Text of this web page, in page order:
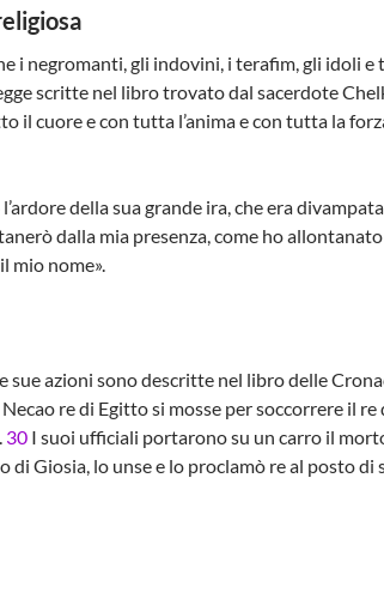
i negromanti, gli indovini, i terafim, gli idoli
scritte nel libro trovato dal sacerdote
il cuore e con tutta l’anima e con tutta la
della sua grande ira, che era
dalla mia presenza, come ho
mio nome».
sue azioni sono descritte nel libro delle
re di Egitto si mosse per soccorrere il
30 I suoi ufficiali portarono su un carro il
di Giosia, lo unse e lo proclamò re al posto di